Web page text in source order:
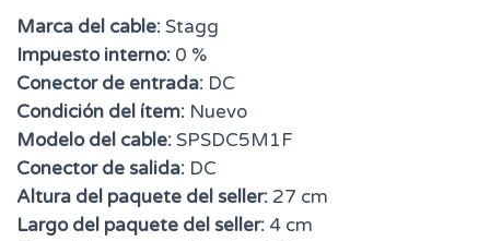
Marca del cable:Stagg
Impuesto interno: 0 %
Conector de entrada: DC
Condición del ítem: Nuevo
Modelo del cable:SPSDC5M1F
Conector de salida: DC
Altura del paquete del seller: 27 cm
Largo del paquete del seller: 4 cm